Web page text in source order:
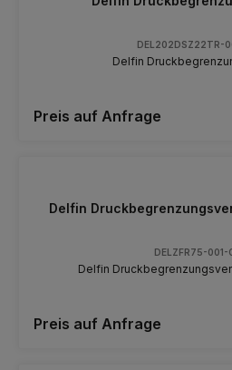
DEL202DSZ22TR-
Delfin
Preis auf Anfrage
Delfin
DELZFR75-001-
Delfin
Preis auf Anfrage